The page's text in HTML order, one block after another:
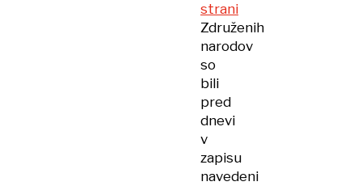
strani
Združenih
narodov
so
bili
pred
dnevi
v
zapisu
navedeni